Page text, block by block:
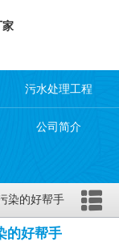
家
污水处理工程
公司简介
染的好帮手
的好帮手